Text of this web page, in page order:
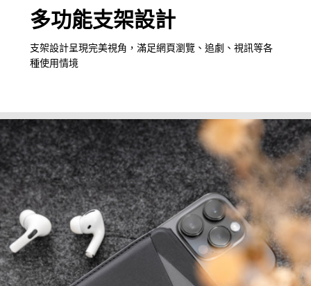
多功能支架設計
支架設計呈現完美視角，滿足網頁瀏覽、追劇、視訊等各
種使用情境